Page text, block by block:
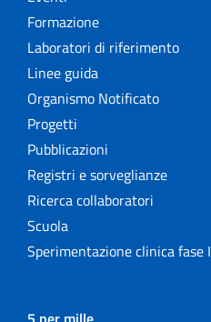
Formazione
Laboratori di riferimento
Linee guida
Organismo Notificato
Progetti
Pubblicazioni
Registri e sorveglianze
Ricerca collaboratori
Scuola
Sperimentazione clinica fase I